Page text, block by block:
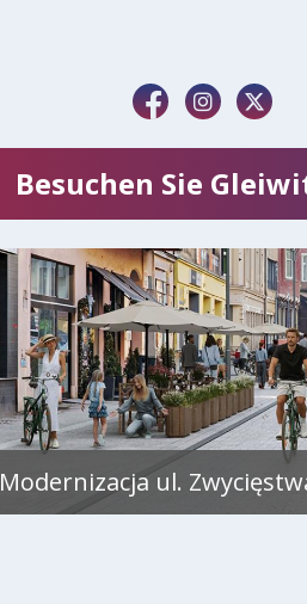
Besuchen Sie
Modernizacja ul.